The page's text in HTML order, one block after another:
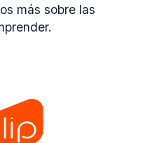
más sobre las